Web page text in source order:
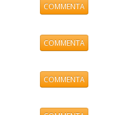
COMMENTA
COMMENTA
COMMENTA